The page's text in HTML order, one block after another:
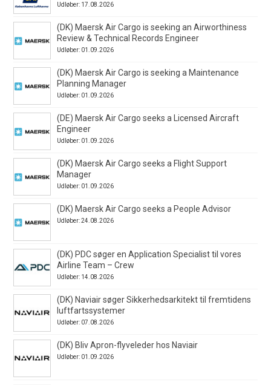
Udløber: 17.08.2026
(DK) Maersk Air Cargo is seeking an Airworthiness
Review & Technical Records Engineer
Udløber: 01.09.2026
(DK) Maersk Air Cargo is seeking a Maintenance
Planning Manager
Udløber: 01.09.2026
(DE) Maersk Air Cargo seeks a Licensed Aircraft
Engineer
Udløber: 01.09.2026
(DK) Maersk Air Cargo seeks a Flight Support
Manager
Udløber: 01.09.2026
(DK) Maersk Air Cargo seeks a People Advisor
Udløber: 24.08.2026
(DK) PDC søger en Application Specialist til vores
Airline Team – Crew
Udløber: 14.08.2026
(DK) Naviair søger Sikkerhedsarkitekt til fremtidens
luftfartssystemer
Udløber: 07.08.2026
(DK) Bliv Apron-flyveleder hos Naviair
Udløber: 01.09.2026